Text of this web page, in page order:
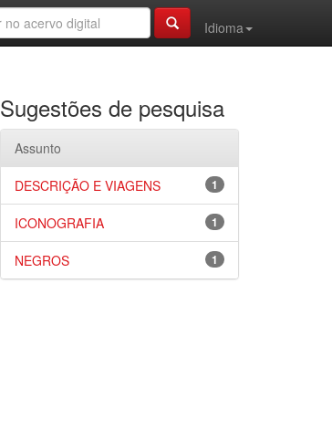
Idioma
Sugestões de pesquisa
Assunto
1
DESCRIÇÃO E VIAGENS
1
ICONOGRAFIA
1
NEGROS